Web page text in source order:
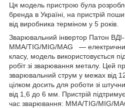
Ця модель пристрою була
бренда в Україні, на пристрій
від виробника терміном у 5 років.
Зварювальний інвертор Патон
MMA/TIG/MIG/MAG —
класу, модель використовується
робіт зі зварювання металу. Цей
зварювальний струм у межах від
цілком досить для роботи зі
від 1,6 до 6 мм. Пристрій
час зварювання: MMA/TIG/MIG/